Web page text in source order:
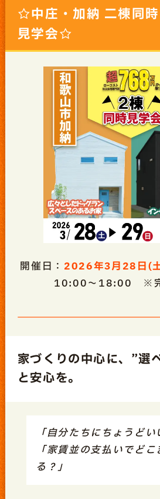
☆中庄・加納 二棟同
見学会☆
開催日： 2026年3月28日(
10:00～18:00 ※完
家づくりの中心に、”選
と安心を。
「自分たちにちょうどい
「家賃並の支払いでど
る？」